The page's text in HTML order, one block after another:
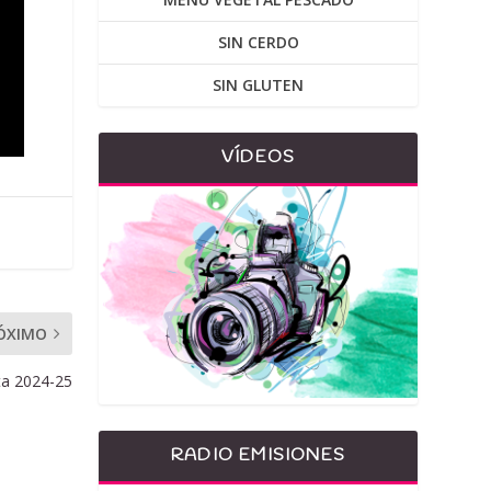
2024-25
SIN CERDO
SIN GLUTEN
VÍDEOS
RADIO EMISIONES